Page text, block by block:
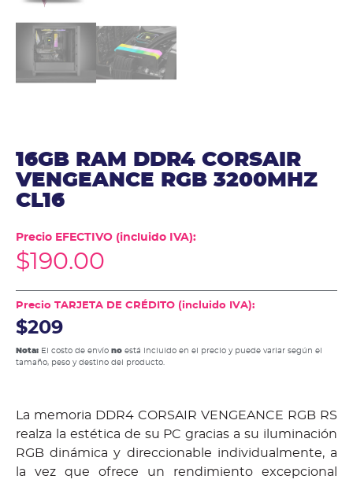
16GB RAM DDR4 CORSAIR
VENGEANCE RGB 3200MHZ
CL16
Precio EFECTIVO (incluido IVA):
$190.00
Precio TARJETA DE CRÉDITO (incluido IVA):
$209
Nota: El costo de envío no está incluido en el precio y puede variar según el
tamaño, peso y destino del producto.
La memoria DDR4 CORSAIR VENGEANCE RGB RS
realza la estética de su PC gracias a su iluminación
RGB dinámica y direccionable individualmente, a
la vez que ofrece un rendimiento excepcional